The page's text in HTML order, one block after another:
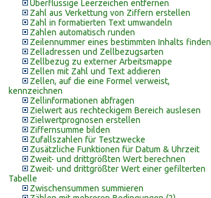
Überflüssige Leerzeichen entfernen
Zahl aus Verkettung von Ziffern erstellen
Zahl in formatierten Text umwandeln
Zahlen automatisch runden
Zeilennummer eines bestimmten Inhalts finden
Zelladressen und Zellbezugsarten
Zellbezug zu externer Arbeitsmappe
Zellen mit Zahl und Text addieren
Zellen, auf die eine Formel verweist,
kennzeichnen
Zellinformationen abfragen
Zielwert aus rechteckigem Bereich auslesen
Zielwertprognosen erstellen
Ziffernsumme bilden
Zufallszahlen für Testzwecke
Zusätzliche Funktionen für Datum & Uhrzeit
Zweit- und drittgrößten Wert berechnen
Zweit- und drittgrößter Wert einer gefilterten
Tabelle
Zwischensummen summieren